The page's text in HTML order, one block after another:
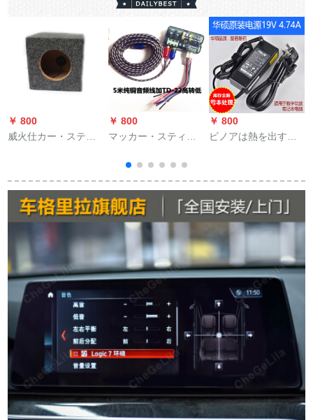
￥ 800
威火仕カー・ステレ
ー木箱/空箱/低スピー
カーー4寸四角箱
￥ 800
マッカー・スティレ
高音音転低オハイ音
机能アクティオ机能
アルブティ高転低コ
ンバータベル制御高
保真无欠信号车载コ
ンバーム高転低5 m纯
铜オリメダル
￥ 800
ビノアは熱を出すた
チャーネルの低音砲
の機能再生の音響改
造のデジタル機能放
モジュルの機能放直
流電源に適していま
す。